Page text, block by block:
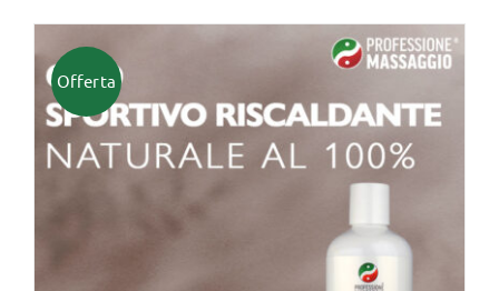
Categorie
Professionisti Certificati
Offerta